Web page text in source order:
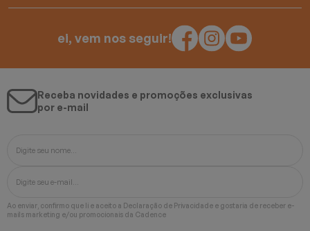
ei, vem nos seguir!
Receba novidades e promoções exclusivas
por e-mail
Ao enviar, confirmo que li e aceito a Declaração de Privacidade e gostaria de receber e-
mails marketing e/ou promocionais da Cadence